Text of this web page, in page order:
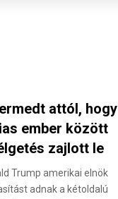
attól, hogy
ember között
zajlott le
Trump amerikai elnök
adnak a kétoldalú